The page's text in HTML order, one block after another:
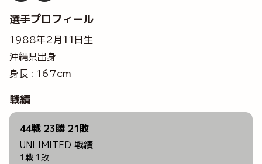
選手プロフィール
1988年2月11日生
沖縄県出身
身長 : 167cm
戦績
44戦 23勝 21敗
UNLIMITED 戦績
1戦 1敗